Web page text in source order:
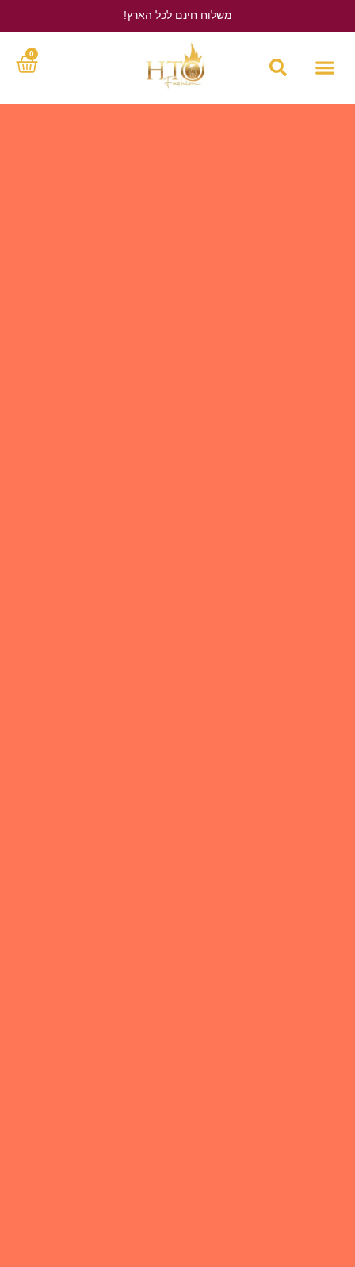
משלוח חינם לכל הארץ!
0